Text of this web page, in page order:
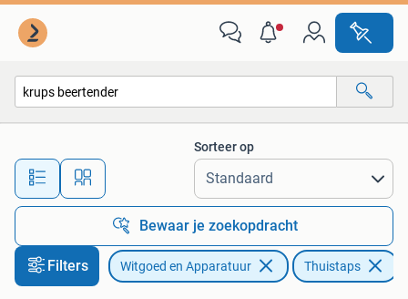
Alle afstanden…
Sorteer op
Bewaar je zoekopdracht
Filters Witgoed en Apparatuur Thuistaps